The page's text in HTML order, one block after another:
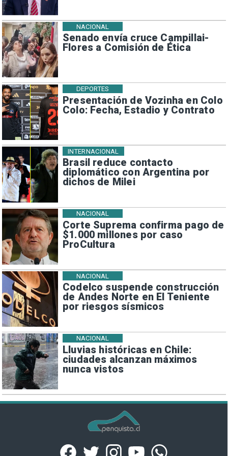
Senado envía cruce Campillai-
Flores a Comisión de Ética
NACIONAL
Presentación de Vozinha en Colo
Colo: Fecha, Estadio y Contrato
DEPORTES
Brasil reduce contacto
diplomático con Argentina por
dichos de Milei
INTERNACIONAL
Corte Suprema confirma pago de
$1.000 millones por caso
ProCultura
NACIONAL
Codelco suspende construcción
de Andes Norte en El Teniente
por riesgos sísmicos
NACIONAL
Lluvias históricas en Chile:
ciudades alcanzan máximos
nunca vistos
NACIONAL